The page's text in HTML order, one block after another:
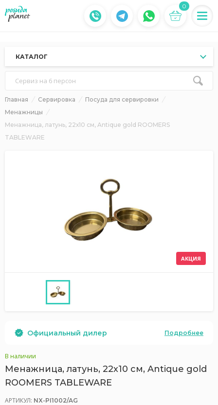
0
КАТАЛОГ
Сервиз на 6 персон
Главная Сервировка
Посуда для сервировки
Менажницы
Менажница, латунь, 22х10 см, Antique gold ROOMERS
TABLEWARE
АКЦИЯ
Официальный дилер Подробнее
В наличии
Менажница, латунь, 22х10 см, Antique gold
ROOMERS TABLEWARE
АРТИКУЛ: NX-PI1002/AG